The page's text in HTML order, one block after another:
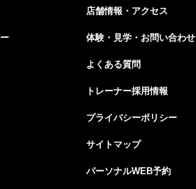
店舗情報・アクセス
体験・見学・お問い合わせ
よくある質問
トレーナー採用情報
プライバシーポリシー
サイトマップ
パーソナルWEB予約